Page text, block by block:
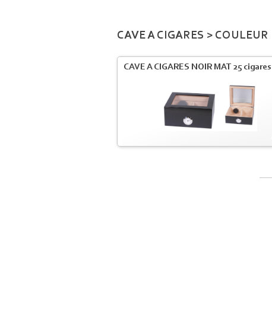
CAVE A CIGARES > COULEUR
CAVE A CIGARES NOIR MAT 25 cigares